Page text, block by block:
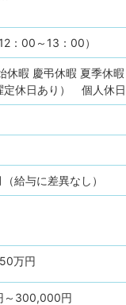
：00～13：00）
休暇 慶弔休暇 夏季休暇
定休日あり） 個人休
給与に差異なし）
万円
～300,000円